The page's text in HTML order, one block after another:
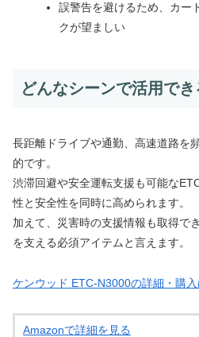
誤警告を避けるため、カー
クが望ましい
どんなシーンで活用でき
長距離ドライブや通勤、高速道路を
的です。
渋滞回避や安全運転支援も可能な
性と安全性を同時に高められます。
加えて、災害時の支援情報も取得で
を支える必須アイテムと言えます。
ケンウッド ETC-N3000の詳細・購入
Amazonで詳細を見る